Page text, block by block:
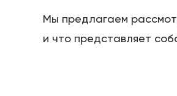
Мы предлагаем
и что представляет